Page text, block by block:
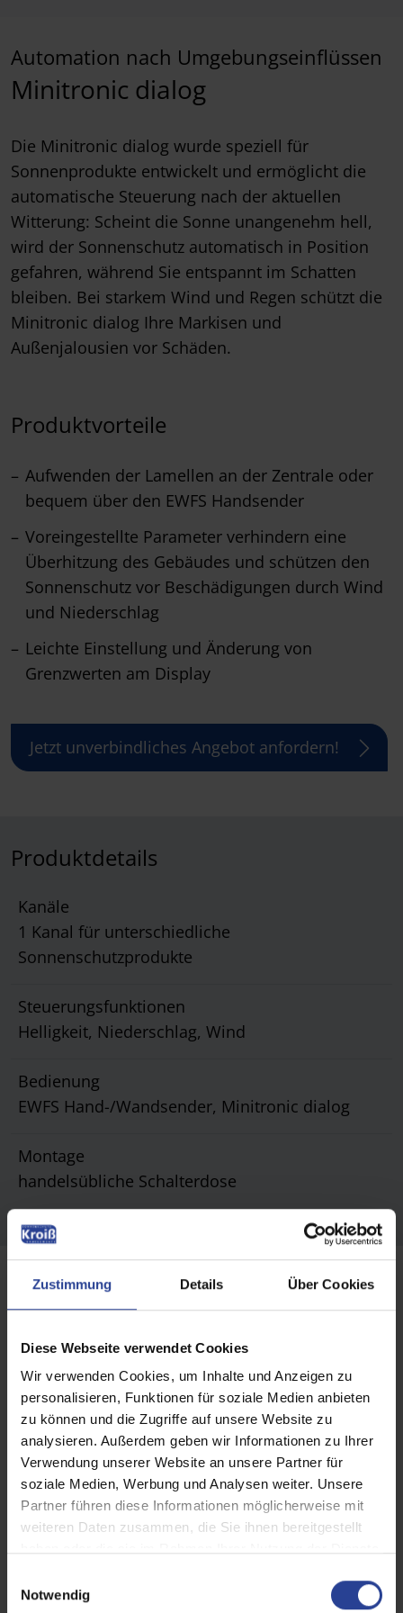
Zustimmung Details Über Cookies
Diese Webseite verwendet Cookies
Wir verwenden Cookies, um Inhalte und Anzeigen zu
personalisieren, Funktionen für soziale Medien anbieten
zu können und die Zugriffe auf unsere Website zu
analysieren. Außerdem geben wir Informationen zu Ihrer
Verwendung unserer Website an unsere Partner für
soziale Medien, Werbung und Analysen weiter. Unsere
Partner führen diese Informationen möglicherweise mit
weiteren Daten zusammen, die Sie ihnen bereitgestellt
Notwendig
Automation nach Umgebungseinflüssen
Minitronic dialog
Die Minitronic dialog wurde speziell für
Sonnenprodukte entwickelt und ermöglicht die
automatische Steuerung nach der aktuellen
Witterung: Scheint die Sonne unangenehm hell,
wird der Sonnenschutz automatisch in Position
gefahren, während Sie entspannt im Schatten
bleiben. Bei starkem Wind und Regen schützt die
Minitronic dialog Ihre Markisen und
Außenjalousien vor Schäden.
Produktvorteile
Aufwenden der Lamellen an der Zentrale oder
bequem über den EWFS Handsender
Voreingestellte Parameter verhindern eine
Überhitzung des Gebäudes und schützen den
Sonnenschutz vor Beschädigungen durch Wind
und Niederschlag
Leichte Einstellung und Änderung von
Grenzwerten am Display
Jetzt unverbindliches Angebot anfordern!
Produktdetails
Kanäle
1 Kanal für unterschiedliche
Sonnenschutzprodukte
Steuerungsfunktionen
Helligkeit, Niederschlag, Wind
Bedienung
EWFS Hand-/Wandsender, Minitronic dialog
Montage
handelsübliche Schalterdose
Ihre Geräte für mehr Komfort,